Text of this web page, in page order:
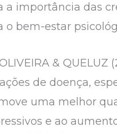
a importância das
o bem-estar
&
de doença,
uma melhor
e ao